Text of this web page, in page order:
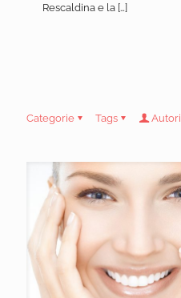
Rescaldina e la […]
Categorie Tags Autori